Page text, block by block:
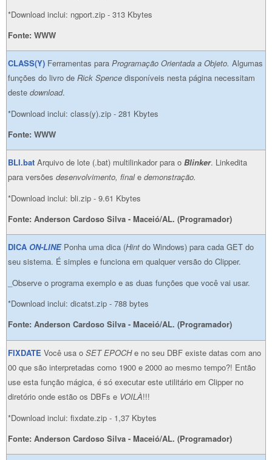
*Download inclui: ngport.zip - 313 Kbytes
Fonte: WWW
CLASS(Y) Ferramentas para Programação Orientada a Objeto. Algumas
funções do livro de Rick Spence disponíveis nesta página necessitam
deste download.
*Download inclui: class(y).zip - 281 Kbytes
Fonte: WWW
BLI.bat Arquivo de lote (.bat) multilinkador para o Blinker. Linkedita
para versões desenvolvimento, finale demonstração.
*Download inclui: bli.zip - 9.61 Kbytes
Fonte: Anderson Cardoso Silva - Maceió/AL. (Programador)
DICA ON-LINE Ponha uma dica (Hint do Windows) para cada GET do
seu sistema. É simples e funciona em qualquer versão do Clipper.
_Observe o programa exemplo e as duas funções que você vai usar.
*Download inclui: dicatst.zip - 788 bytes
Fonte: Anderson Cardoso Silva - Maceió/AL. (Programador)
FIXDATE Você usa o SET EPOCHe no seu DBF existe datas com ano
00 que são interpretadas como 1900 e 2000 ao mesmo tempo?! Então
use esta função mágica, é só executar este utilitário em Clipper no
diretório onde estão os DBFs e VOILÀ!!!
*Download inclui: fixdate.zip - 1,37 Kbytes
Fonte: Anderson Cardoso Silva - Maceió/AL. (Programador)